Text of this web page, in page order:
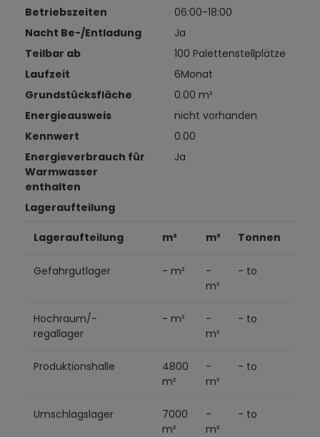
Betriebszeiten
06:00-18:00
Nacht Be-/Entladung
Ja
Teilbar ab
100 Palettenstellplätze
Laufzeit
6Monat
Grundstücksfläche
0.00 m²
Energieausweis
nicht vorhanden
Kennwert
0.00
Energieverbrauch für
Warmwasser
enthalten
Ja
Lageraufteilung
Lageraufteilung m² m³ Tonnen
Gefahrgutlager - m²
-
m³
- to
Hochraum/-
regallager
- m²
-
m³
- to
Produktionshalle
4800
m²
-
m³
- to
Umschlagslager
7000
m²
-
m³
- to